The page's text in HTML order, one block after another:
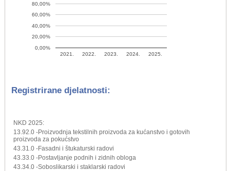
2021. 2022. 2023. 2024. 2025.
0,00%
20,00%
40,00%
60,00%
80,00%
Registrirane djelatnosti:
NKD 2025:
13.92.0 -Proizvodnja tekstilnih proizvoda za kućanstvo i gotovih
proizvoda za pokućstvo
43.31.0 -Fasadni i štukaturski radovi
43.33.0 -Postavljanje podnih i zidnih obloga
43.34.0 -Soboslikarski i staklarski radovi